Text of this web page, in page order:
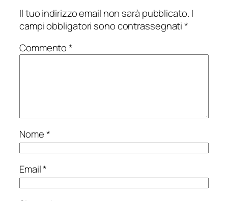
Il tuo indirizzo email non sarà pubblicato. I
campi obbligatori sono contrassegnati*
Commento*
Nome*
Email*